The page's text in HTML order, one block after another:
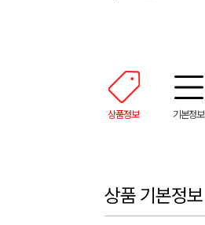
상품정보 기본정보
상품 기본정보